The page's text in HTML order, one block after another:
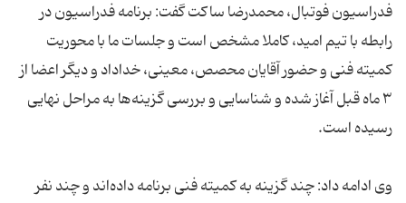
فدراسیون فوتبال، محمدرضا ساکت گفت: برنامه‌ فدراسیون در
رابطه با تیم امید، کاملا مشخص است و جلسات ما با محوریت
کمیته فنی و حضور آقایان محصص، معینی، خداداد و دیگر اعضا از
۳ ماه قبل آغاز شده و شناسایی و بررسی گزینه‌ها به مراحل نهایی
رسیده است.
وی ادامه داد: چند گزینه به کمیته فنی برنامه داده‌اند و چند نفر